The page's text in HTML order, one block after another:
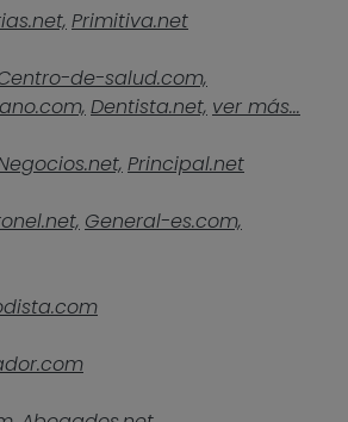
Primitiva.net
de-salud.com,
Dentista.net, ver más...
Principal.net
General-es.com,